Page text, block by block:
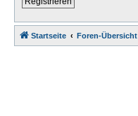
Startseite Foren-Übersicht